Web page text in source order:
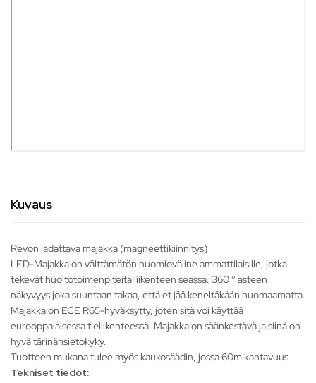
Kuvaus
Revon ladattava majakka (magneettikiinnitys)
LED-Majakka on välttämätön huomioväline ammattilaisille, jotka
tekevät huoltotoimenpiteitä liikenteen seassa. 360 ° asteen
näkyvyys joka suuntaan takaa, että et jää keneltäkään huomaamatta.
Majakka on ECE R65-hyväksytty, joten sitä voi käyttää
eurooppalaisessa tieliikenteessä. Majakka on säänkestävä ja siinä on
hyvä tärinänsietokyky.
Tuotteen mukana tulee myös kaukosäädin, jossa 60m kantavuus
Tekniset tiedot: